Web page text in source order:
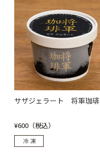
サザジェラート 将軍珈琲
¥600（税込）